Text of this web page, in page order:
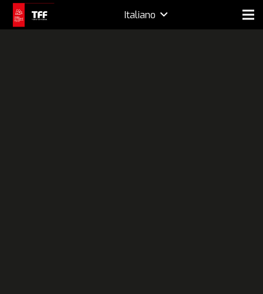
Italiano